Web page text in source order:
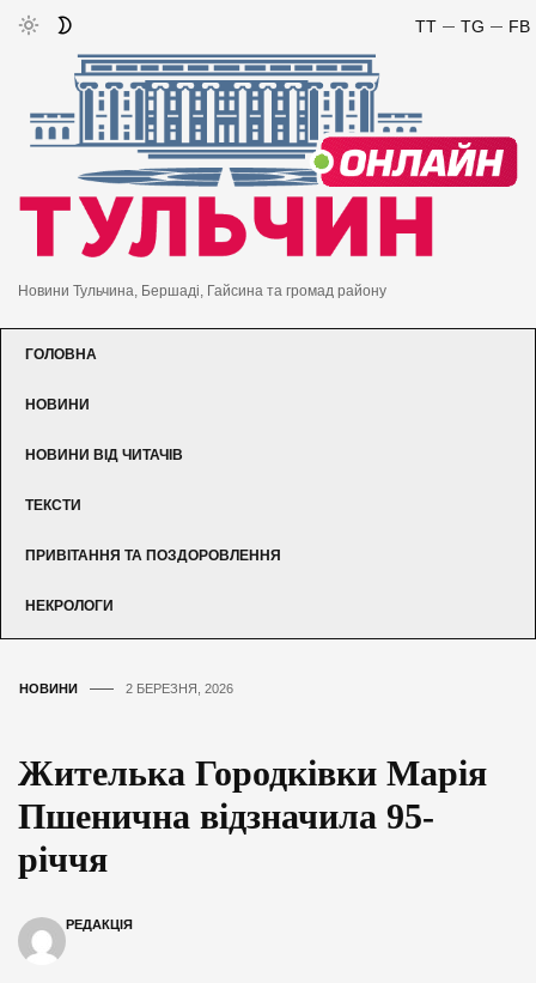
FB
TG
TT
Новини Тульчина, Бершаді, Гайсина та громад району
ГОЛОВНА
НОВИНИ
НОВИНИ ВІД ЧИТАЧІВ
ТЕКСТИ
ПРИВІТАННЯ ТА ПОЗДОРОВЛЕННЯ
НЕКРОЛОГИ
НОВИНИ 2 БЕРЕЗНЯ, 2026
Жителька Городківки Марія
Пшенична відзначила 95-
річчя
РЕДАКЦІЯ